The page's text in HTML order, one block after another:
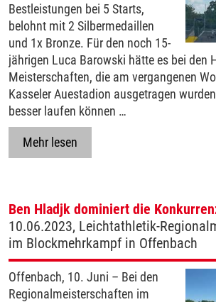
Bestleistungen bei 5 Starts,
belohnt mit 2 Silbermedaillen
und 1x Bronze. Für den noch 15-
jährigen Luca Barowski hätte es bei den
Meisterschaften, die am vergangenen
Kasseler Auestadion ausgetragen
besser laufen können …
Mehr lesen
Ben Hladjk dominiert die
10.06.2023, Leichtathletik-
im Blockmehrkampf in Offenbach
Offenbach, 10. Juni – Bei den
Regionalmeisterschaften im